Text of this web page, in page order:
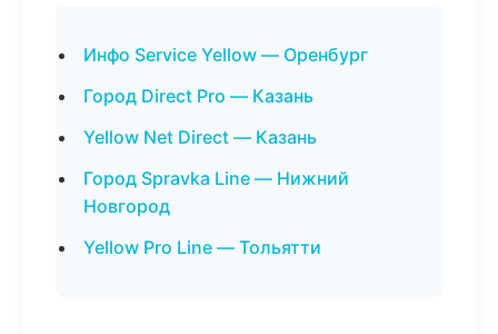
Инфо Service Yellow — Оренбург
Город Direct Pro — Казань
Yellow Net Direct — Казань
Город Spravka Line — Нижний
Новгород
Yellow Pro Line — Тольятти